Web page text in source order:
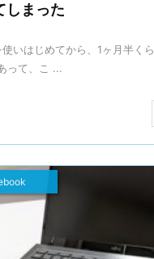
しまった
いはじめてから、1ヶ月半く
って、こ ...